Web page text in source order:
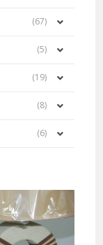
(67)
(5)
(19)
(8)
(6)